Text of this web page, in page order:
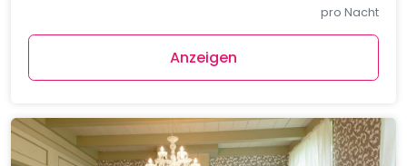
pro Nacht
Anzeigen